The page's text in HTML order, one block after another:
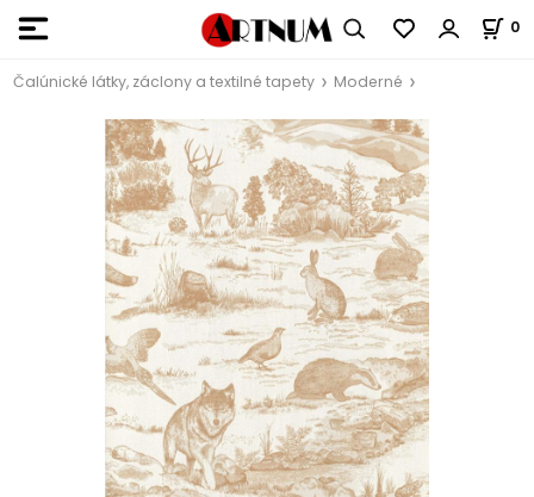
0
Čalúnické látky, záclony a textilné tapety Moderné